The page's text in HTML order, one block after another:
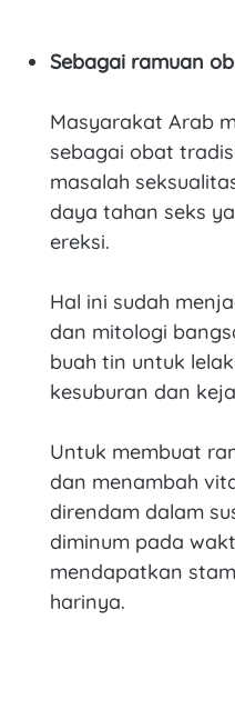
Sebagai ramuan
Masyarakat Arab
sebagai obat
masalah
daya tahan seks
ereksi.
Hal ini sudah
dan mitologi
buah tin untuk
kesuburan dan
Untuk membuat
dan menambah
direndam dalam
diminum pada
mendapatkan
harinya.